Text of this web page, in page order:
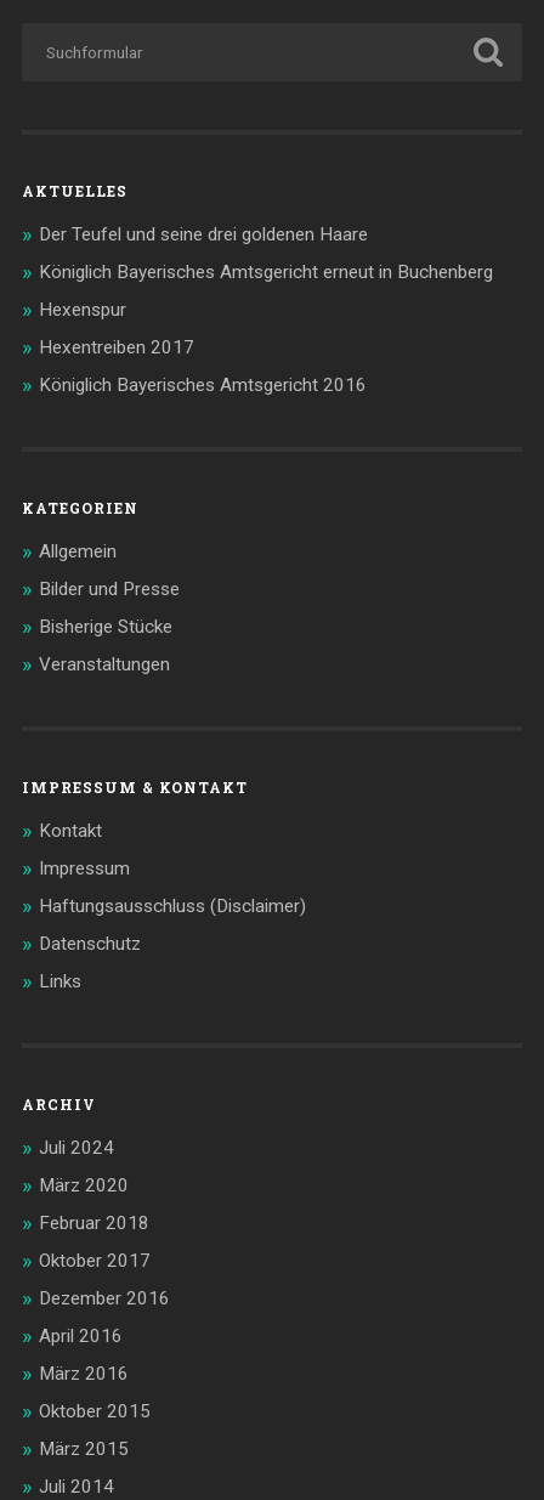
AKTUELLES
Der Teufel und seine drei goldenen Haare
Königlich Bayerisches Amtsgericht erneut in Buchenberg
Hexenspur
Hexentreiben 2017
Königlich Bayerisches Amtsgericht 2016
KATEGORIEN
Allgemein
Bilder und Presse
Bisherige Stücke
Veranstaltungen
IMPRESSUM & KONTAKT
Kontakt
Impressum
Haftungsausschluss (Disclaimer)
Datenschutz
Links
ARCHIV
Juli 2024
März 2020
Februar 2018
Oktober 2017
Dezember 2016
April 2016
März 2016
Oktober 2015
März 2015
Juli 2014